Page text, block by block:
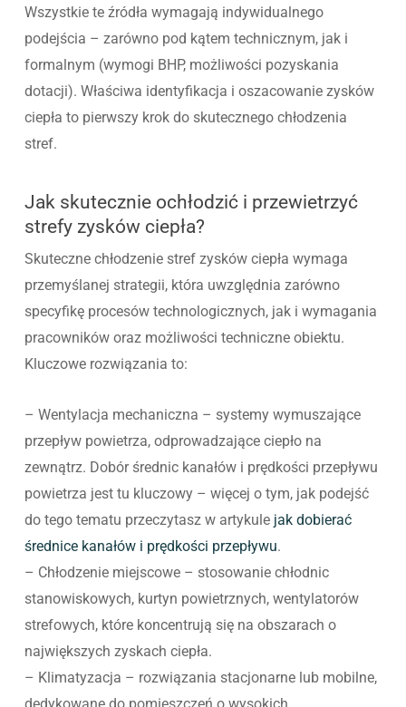
Wszystkie te źródła wymagają indywidualnego
podejścia – zarówno pod kątem technicznym, jak i
formalnym (wymogi BHP, możliwości pozyskania
dotacji). Właściwa identyfikacja i oszacowanie zysków
ciepła to pierwszy krok do skutecznego chłodzenia
stref.
Jak skutecznie ochłodzić i przewietrzyć
strefy zysków ciepła?
Skuteczne chłodzenie stref zysków ciepła wymaga
przemyślanej strategii, która uwzględnia zarówno
specyfikę procesów technologicznych, jak i wymagania
pracowników oraz możliwości techniczne obiektu.
Kluczowe rozwiązania to:
– Wentylacja mechaniczna – systemy wymuszające
przepływ powietrza, odprowadzające ciepło na
zewnątrz. Dobór średnic kanałów i prędkości przepływu
powietrza jest tu kluczowy – więcej o tym, jak podejść
do tego tematu przeczytasz w artykule jak dobierać
średnice kanałów i prędkości przepływu.
– Chłodzenie miejscowe – stosowanie chłodnic
stanowiskowych, kurtyn powietrznych, wentylatorów
strefowych, które koncentrują się na obszarach o
największych zyskach ciepła.
– Klimatyzacja – rozwiązania stacjonarne lub mobilne,